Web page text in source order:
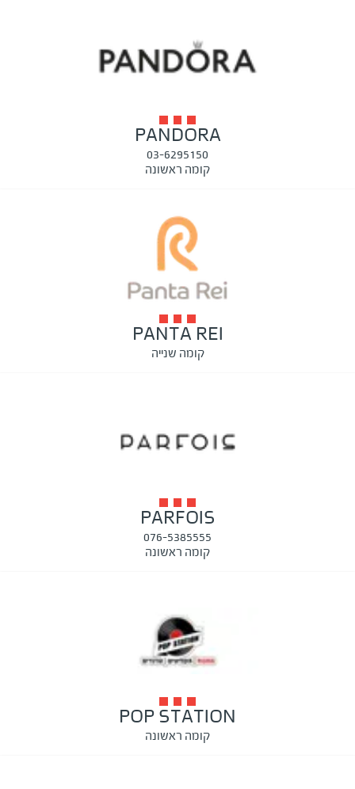
PANDORA
03-6295150
קומה ראשונה
PANTA REI
קומה שנייה
PARFOIS
076-5385555
קומה ראשונה
POP STATION
קומה ראשונה